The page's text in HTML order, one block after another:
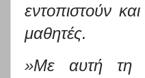
εντοπιστούν
μαθητές.
»Με αυτή τη